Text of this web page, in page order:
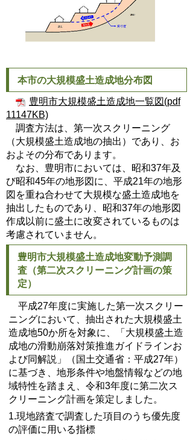
本市の大規模盛土造成地分布図
豊明市大規模盛土造成地一覧図(pdf
11147KB)
調査方法は、第一次スクリーニング
（大規模盛土造成地の抽出）であり、お
およその分布であります。
なお、豊明市においては、昭和37年及
び昭和45年の地形図に、平成21年の地形
図を重ね合わせて大規模な盛土造成地を
抽出したものであり、昭和37年の地形図
作成以前に盛土に改変されているものは
考慮されていません。
豊明市大規模盛土造成地変動予測調
査（第二次スクリーニング計画の策
定）
平成27年度に実施した第一次スクリー
ニングにおいて、抽出された大規模盛土
造成地50か所を対象に、「大規模盛土造
成地の滑動崩落対策推進ガイドラインお
よび同解説」（国土交通省：平成27年）
に基づき、地形条件や地盤情報などの地
域特性を踏まえ、令和3年度に第二次ス
クリーニング計画を策定しました。
1.現地踏査で調査した項目のうち優先度
の評価に用いる指標